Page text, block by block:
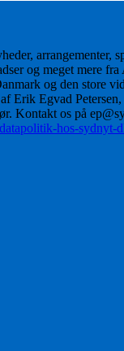
arrangementer,
og meget mere fra
og den store
Erik Egvad
Kontakt os på
hos-sydnyt-